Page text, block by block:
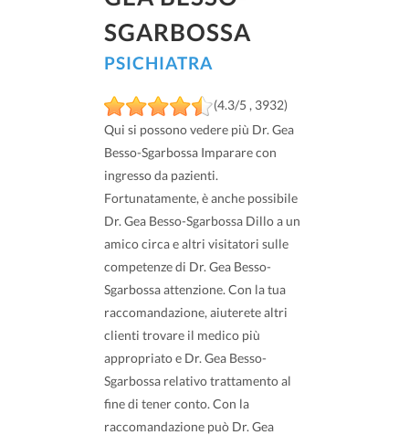
SGARBOSSA
PSICHIATRA
(4.3/5 , 3932)
Qui si possono vedere più Dr. Gea
Besso-Sgarbossa Imparare con
ingresso da pazienti.
Fortunatamente, è anche possibile
Dr. Gea Besso-Sgarbossa Dillo a un
amico circa e altri visitatori sulle
competenze di Dr. Gea Besso-
Sgarbossa attenzione. Con la tua
raccomandazione, aiuterete altri
clienti trovare il medico più
appropriato e Dr. Gea Besso-
Sgarbossa relativo trattamento al
fine di tener conto. Con la
raccomandazione può Dr. Gea